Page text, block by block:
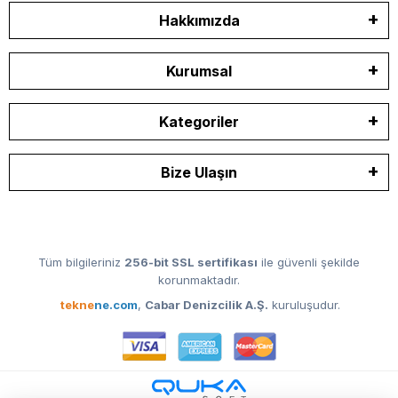
Hakkımızda
Kurumsal
Kategoriler
Bize Ulaşın
Tüm bilgileriniz 256-bit SSL sertifikası ile güvenli şekilde
korunmaktadır.
teknene.com, Cabar Denizcilik A.Ş. kuruluşudur.